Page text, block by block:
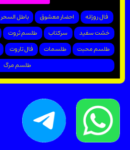
فال روزانه احضار معشوق باطل السحر
خشت سفید
سرکتاب طلسم ثروت
طلسم محبت
طلسمات فال تاروت
طلسم مرگ